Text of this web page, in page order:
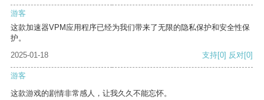
游客
这款加速器VPM应用程序已经为我们带来了无限的隐私保护和安全性保
护。
2025-01-18
支持[0] 反对[0]
游客
这款游戏的剧情非常感人，让我久久不能忘怀。